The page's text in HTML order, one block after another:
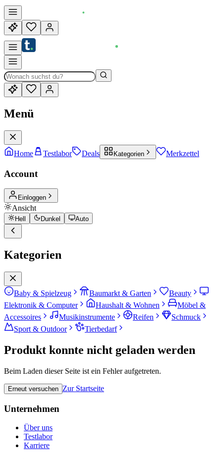
Menü
Home Testlabor Deals Kategorien Merkzettel
Account
Einloggen
Ansicht
Hell Dunkel Auto
Kategorien
Baby & Spielzeug Baumarkt & Garten
Beauty
Elektronik & Computer
Haushalt & Wohnen
Möbel &
Accessoires
Musikinstrumente Reifen
Schmuck
Sport & Outdoor
Tierbedarf
Produkt konnte nicht geladen werden
Beim Laden dieser Seite ist ein Fehler aufgetreten.
Erneut versuchen Zur Startseite
Unternehmen
Über uns
Testlabor
Karriere